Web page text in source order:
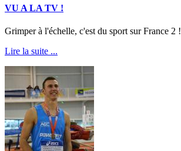
VU A LA TV !
Grimper à l'échelle, c'est du sport sur France 2 !
Lire la suite ...